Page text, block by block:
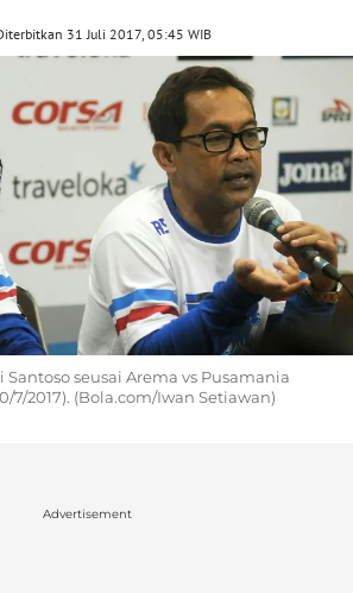
31 Juli 2017, 05:45 WIB
seusai Arema vs Pusamania
7/2017). (Bola.com/Iwan Setiawan)
Advertisement